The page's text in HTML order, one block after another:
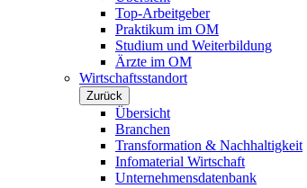
Top-Arbeitgeber
Praktikum im OM
Studium und Weiterbildung
Ärzte im OM
Wirtschaftsstandort
Zurück
Übersicht
Branchen
Transformation & Nachhaltigkeit
Infomaterial Wirtschaft
Unternehmensdatenbank